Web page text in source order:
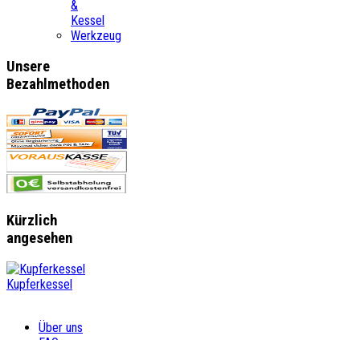
&
Kessel
Werkzeug
Unsere
Bezahlmethoden
Kürzlich
angesehen
Kupferkessel
Über uns